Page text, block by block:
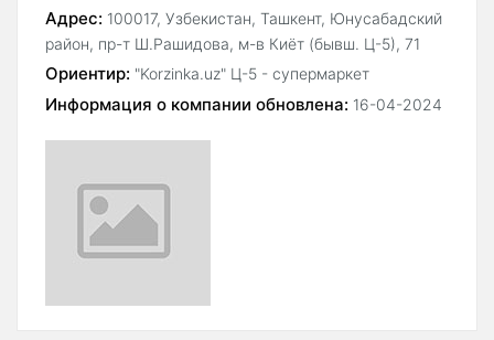
Адрес: 100017, Узбекистан, Ташкент, Юнусабадский
район, пр-т Ш.Рашидова, м-в Киёт (бывш. Ц-5), 71
Ориентир: "Korzinka.uz" Ц-5 - супермаркет
Информация о компании обновлена: 16-04-2024